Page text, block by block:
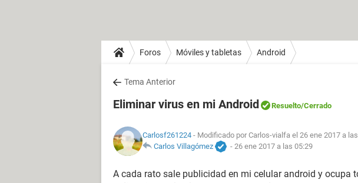
Foros Móviles y tabletas Android
Tema Anterior
Eliminar virus en mi Android Resuelto/Cerrado
Carlosf261224 - Modificado por Carlos-vialfa el 26 ene 2017 a
Carlos Villagómez
- 26 ene 2017 a las 05:29
A cada rato sale publicidad en mi celular android y ocupa